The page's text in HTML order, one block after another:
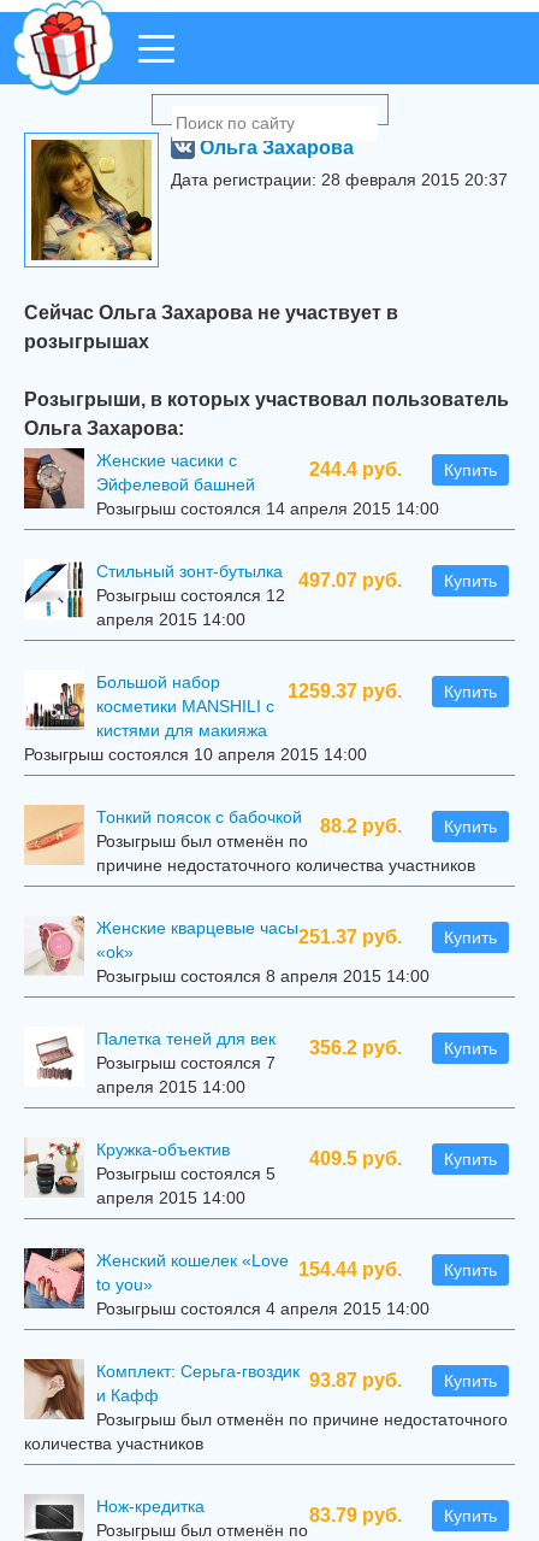
Ольга Захарова
Дата регистрации: 28 февраля 2015 20:37
Сейчас Ольга Захарова не участвует в
розыгрышах
Розыгрыши, в которых участвовал пользователь
Ольга Захарова:
244.4 руб. Купить
Женские часики с
Эйфелевой башней
Розыгрыш состоялся 14 апреля 2015 14:00
497.07 руб. Купить
Стильный зонт-бутылка
Розыгрыш состоялся 12
апреля 2015 14:00
1259.37 руб. Купить
Большой набор
косметики MANSHILI с
кистями для макияжа
Розыгрыш состоялся 10 апреля 2015 14:00
88.2 руб. Купить
Тонкий поясок с бабочкой
Розыгрыш был отменён по
причине недостаточного количества участников
251.37 руб. Купить
Женские кварцевые часы
«ok»
Розыгрыш состоялся 8 апреля 2015 14:00
356.2 руб. Купить
Палетка теней для век
Розыгрыш состоялся 7
апреля 2015 14:00
409.5 руб. Купить
Кружка-объектив
Розыгрыш состоялся 5
апреля 2015 14:00
154.44 руб. Купить
Женский кошелек «Love
to you»
Розыгрыш состоялся 4 апреля 2015 14:00
93.87 руб. Купить
Комплект: Серьга-гвоздик
и Кафф
Розыгрыш был отменён по причине недостаточного
количества участников
83.79 руб. Купить
Нож-кредитка
Розыгрыш был отменён по